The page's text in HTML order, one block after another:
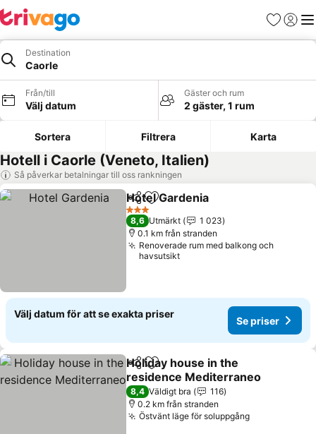
Favoriter
Logga
Destination
Caorle
Från/till
Välj datum
Gäster och rum
2 gäster, 1 rum
Sortera Filtrera Karta
Hotell i Caorle (Veneto, Italien)
Så påverkar betalningar till oss rankningen
Dela Lägg till i Mina Favoriter
Hotel Gardenia
3 Stjärnor
8,6 Utmärkt
1 023
0.1 km från stranden
Renoverade rum med balkong och
havsutsikt
Välj datum för att se exakta priser
Se priser
Dela Lägg till i Mina Favoriter
Holiday house in the
residence Mediterraneo
Se priser
8,4 Väldigt bra
116
0.2 km från stranden
Östvänt läge för soluppgångSe priser